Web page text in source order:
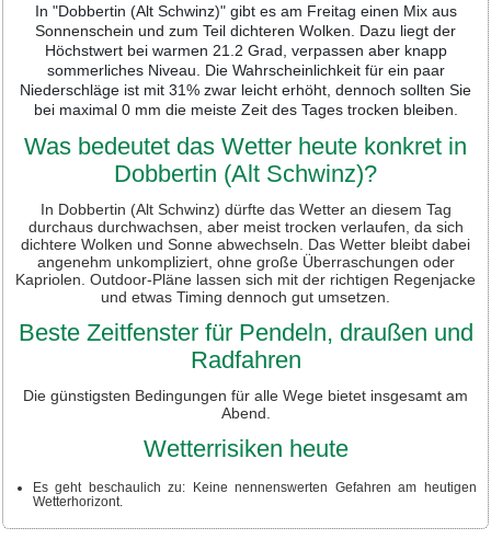
In "Dobbertin (Alt Schwinz)" gibt es am Freitag einen Mix aus
Sonnenschein und zum Teil dichteren Wolken. Dazu liegt der
Höchstwert bei warmen 21.2 Grad, verpassen aber knapp
sommerliches Niveau. Die Wahrscheinlichkeit für ein paar
Niederschläge ist mit 31% zwar leicht erhöht, dennoch sollten Sie
bei maximal 0 mm die meiste Zeit des Tages trocken bleiben.
Was bedeutet das Wetter heute konkret in
Dobbertin (Alt Schwinz)?
In Dobbertin (Alt Schwinz) dürfte das Wetter an diesem Tag
durchaus durchwachsen, aber meist trocken verlaufen, da sich
dichtere Wolken und Sonne abwechseln. Das Wetter bleibt dabei
angenehm unkompliziert, ohne große Überraschungen oder
Kapriolen. Outdoor-Pläne lassen sich mit der richtigen Regenjacke
und etwas Timing dennoch gut umsetzen.
Beste Zeitfenster für Pendeln, draußen und
Radfahren
Die günstigsten Bedingungen für alle Wege bietet insgesamt am
Abend.
Wetterrisiken heute
Es geht beschaulich zu: Keine nennenswerten Gefahren am heutigen
Wetterhorizont.